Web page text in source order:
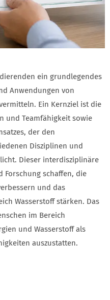
ein grundlegendes
Anwendungen von
Ein Kernziel ist die
und Teamfähigkeit sowie
der den
Disziplinen und
Dieser interdisziplinäre
Forschung schaffen, die
und das
Wasserstoff stärken. Das
im Bereich
und Wasserstoff als
auszustatten.